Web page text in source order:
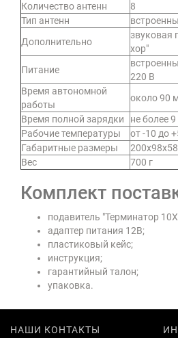
Количество антенн
8
Тип антенн
Дополнительно
звуковая
хор"
Питание
220 В
Время автономной
работы
около 90
Время полной зарядки
не более
Рабочие температуры
от -10 до
Габаритные размеры
Вес
700 г
Комплект
подавитель "Терминатор
адаптер питания 12В;
пластиковый кейс;
инструкция;
гарантийный талон;
упаковка.
НАШИ КОНТАКТЫ